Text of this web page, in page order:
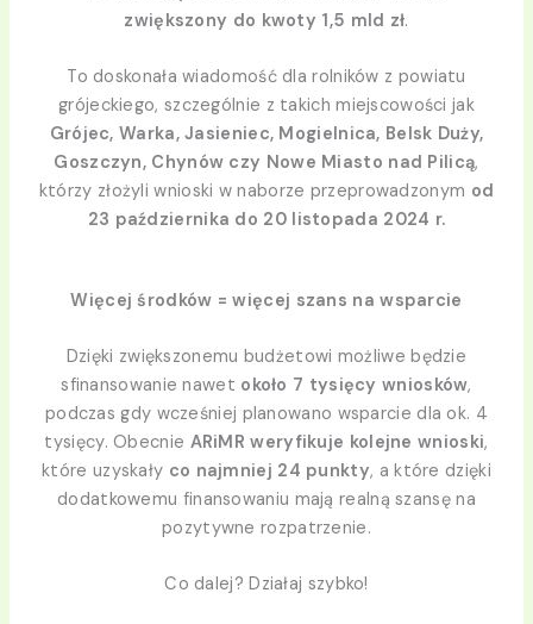
zwiększony do kwoty 1,5 mld zł.
To doskonała wiadomość dla rolników z powiatu
grójeckiego, szczególnie z takich miejscowości jak
Grójec, Warka, Jasieniec, Mogielnica, Belsk Duży,
Goszczyn, Chynów czy Nowe Miasto nad Pilicą,
którzy złożyli wnioski w naborze przeprowadzonym od
23 października do 20 listopada 2024 r.
Więcej środków = więcej szans na wsparcie
Dzięki zwiększonemu budżetowi możliwe będzie
sfinansowanie nawet około 7 tysięcy wniosków,
podczas gdy wcześniej planowano wsparcie dla ok. 4
tysięcy. Obecnie ARiMR weryfikuje kolejne wnioski,
które uzyskały co najmniej 24 punkty, a które dzięki
dodatkowemu finansowaniu mają realną szansę na
pozytywne rozpatrzenie.
Co dalej? Działaj szybko!